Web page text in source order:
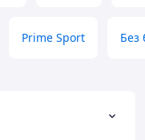
Prime Sport Без